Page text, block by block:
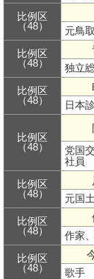
比例区
（48）
元鳥
比例区
（48）
独立
比例区
（48）
日本
比例区
（48）
党国
社員
比例区
（48）
元国
比例区
（48）
作家
比例区
（48）
歌手